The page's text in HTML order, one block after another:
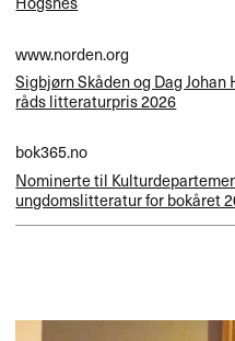
www.norden.org
Sigbjørn Skåden og Dag
råds litteraturpris 2026
bok365.no
Nominerte til
ungdomslitteratur for bokåret